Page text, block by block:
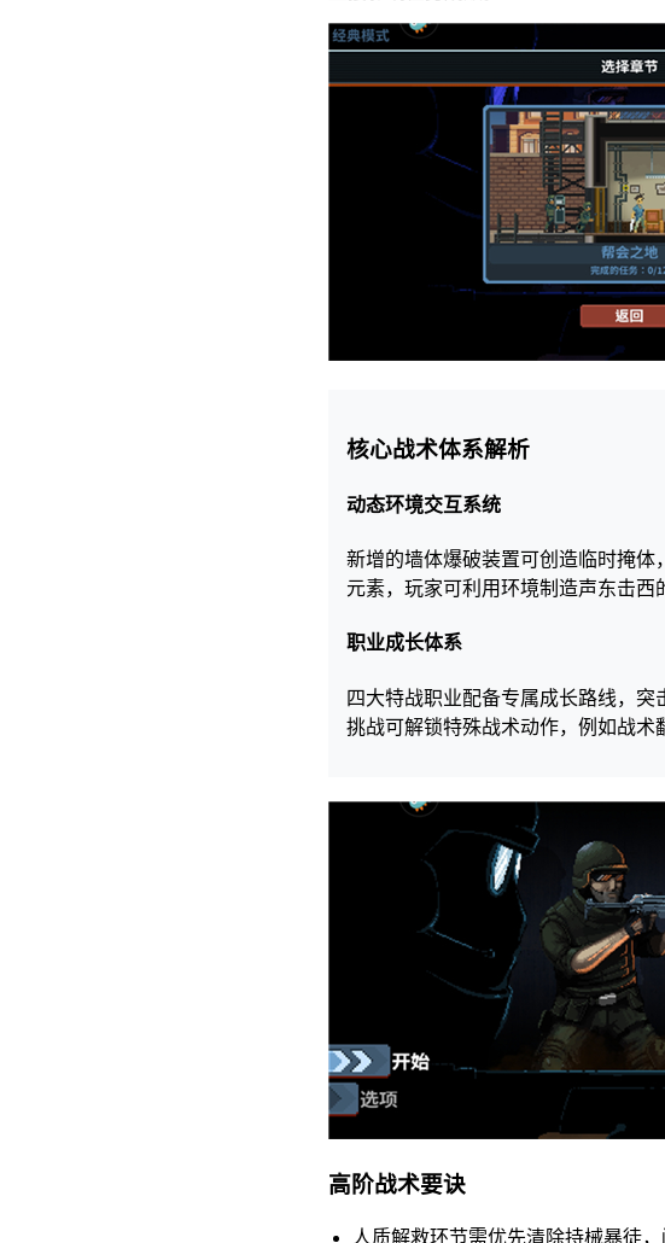
核心战术体系解析
动态环境交互系统
新增的墙体爆破装置可创造临时掩体
元素，玩家可利用环境制造声东击西
职业成长体系
四大特战职业配备专属成长路线，
挑战可解锁特殊战术动作，例如战术
高阶战术要诀
人质解救环节需优先清除持械暴徒